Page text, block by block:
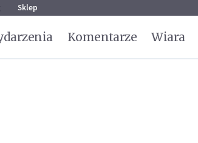
Sklep
Komentarze Wiara